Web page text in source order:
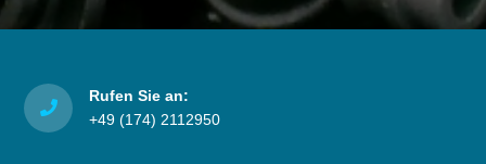
Rufen Sie an:
+49 (174) 2112950